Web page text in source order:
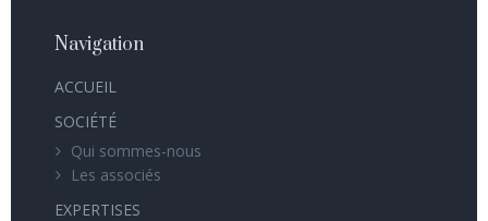
Navigation
ACCUEIL
SOCIÉTÉ
Qui sommes-nous
Les associés
EXPERTISES